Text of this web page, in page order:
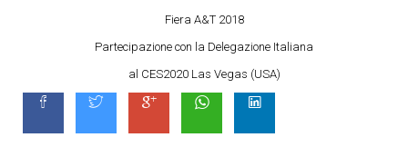
Fiera A&T 2018
Partecipazione con la Delegazione Italiana
al CES2020 Las Vegas (USA)